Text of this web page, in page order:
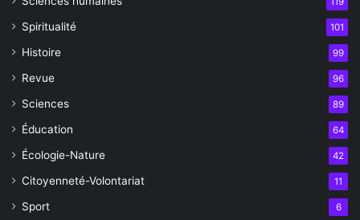
Spiritualité 101
Histoire 99
Revue 96
Sciences 89
Éducation 64
Écologie-Nature 42
Citoyenneté-Volontariat 11
Sport 6